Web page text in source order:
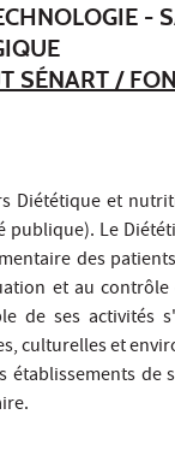
-
SÉNART /
Diététique et
publique). Le
des
et au
de ses activités
culturelles et
établissements